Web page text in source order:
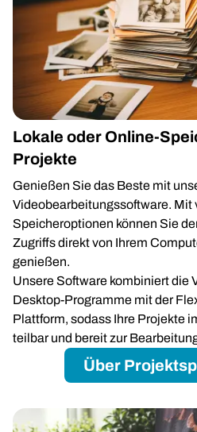
Lokale oder Online-
Projekte
Genießen Sie das Beste mit
Videobearbeitungssoftware. Mit
Speicheroptionen können Sie
Zugriffs direkt von Ihrem
genießen.
Unsere Software kombiniert die
Desktop-Programme mit der
Plattform, sodass Ihre Projekte
teilbar und bereit zur
Über